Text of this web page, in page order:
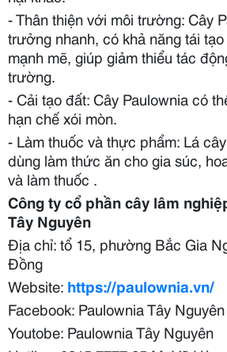
- Thân thiện với môi trường: Cây
trưởng nhanh, có khả năng tái
mạnh mẽ, giúp giảm thiểu tác
trường.
- Cải tạo đất: Cây Paulownia có
hạn chế xói mòn.
- Làm thuốc và thực phẩm: Lá
dùng làm thức ăn cho gia súc,
và làm thuốc .
Công ty cổ phần cây lâm
Tây Nguyên
Địa chỉ: tổ 15, phường Bắc Gia
Đồng
Website: https://paulownia.vn/
Facebook: Paulownia Tây Nguyên
Youtobe: Paulownia Tây Nguyên